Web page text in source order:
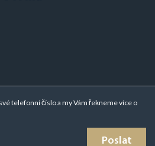
telefonní číslo a my Vám řekneme více o
Poslat